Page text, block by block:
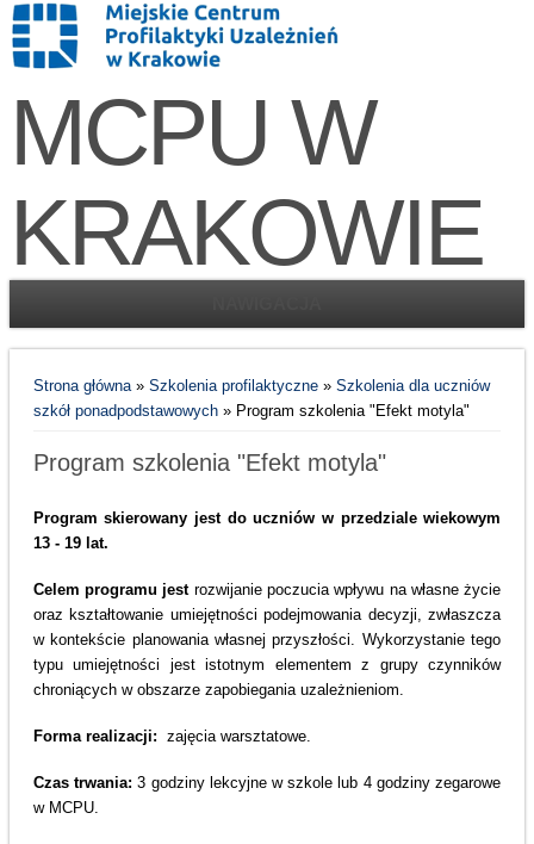
MCPU W
KRAKOWIE
Strona główna» Szkolenia profilaktyczne» Szkolenia dla uczniów
szkół ponadpodstawowych» Program szkolenia "Efekt motyla"
Program szkolenia "Efekt motyla"
Program skierowany jest do uczniów w przedziale wiekowym
13 - 19 lat.
Celem programu jestrozwijanie poczucia wpływu na własne życie
oraz kształtowanie umiejętności podejmowania decyzji, zwłaszcza
w kontekście planowania własnej przyszłości. Wykorzystanie tego
typu umiejętności jest istotnym elementem z grupy czynników
chroniących w obszarze zapobiegania uzależnieniom.
Forma realizacji: zajęcia warsztatowe.
Czas trwania: 3 godziny lekcyjne w szkole lub 4 godziny zegarowe
w MCPU.